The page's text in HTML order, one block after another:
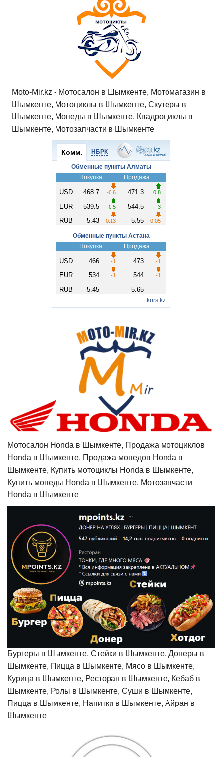
Moto-Mir.kz - Мотосалон в Шымкенте, Мотомагазин в
Шымкенте, Мотоциклы в Шымкенте, Скутеры в
Шымкенте, Мопеды в Шымкенте, Квадроциклы в
Шымкенте, Мотозапчасти в Шымкенте
Мотосалон Honda в Шымкенте, Продажа мотоциклов
Honda в Шымкенте, Продажа мопедов Honda в
Шымкенте, Купить мотоциклы Honda в Шымкенте,
Купить мопеды Honda в Шымкенте, Мотозапчасти
Honda в Шымкенте
Бургеры в Шымкенте, Стейки в Шымкенте, Донеры в
Шымкенте, Пицца в Шымкенте, Мясо в Шымкенте,
Курица в Шымкенте, Ресторан в Шымкенте, Кебаб в
Шымкенте, Ролы в Шымкенте, Суши в Шымкенте,
Пицца в Шымкенте, Напитки в Шымкенте, Айран в
Шымкенте